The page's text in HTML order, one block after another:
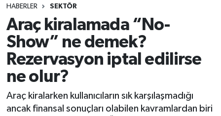
HABERLER SEKTÖR
Araç kiralamada “No-
Show” ne demek?
Rezervasyon iptal edilirse
ne olur?
Araç kiralarken kullanıcıların sık karşılaşmadığı
ancak finansal sonuçları olabilen kavramlardan biri
İstanbul Namaz Vakitleri
İstanbul Trafik Yoğunluk Haritası
Süper Lig Puan Durumu ve Fikstür
Tüm Manşetler
Son Dakika Haberleri